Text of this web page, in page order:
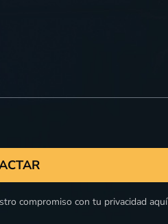
compromiso con tu privacidad aquí